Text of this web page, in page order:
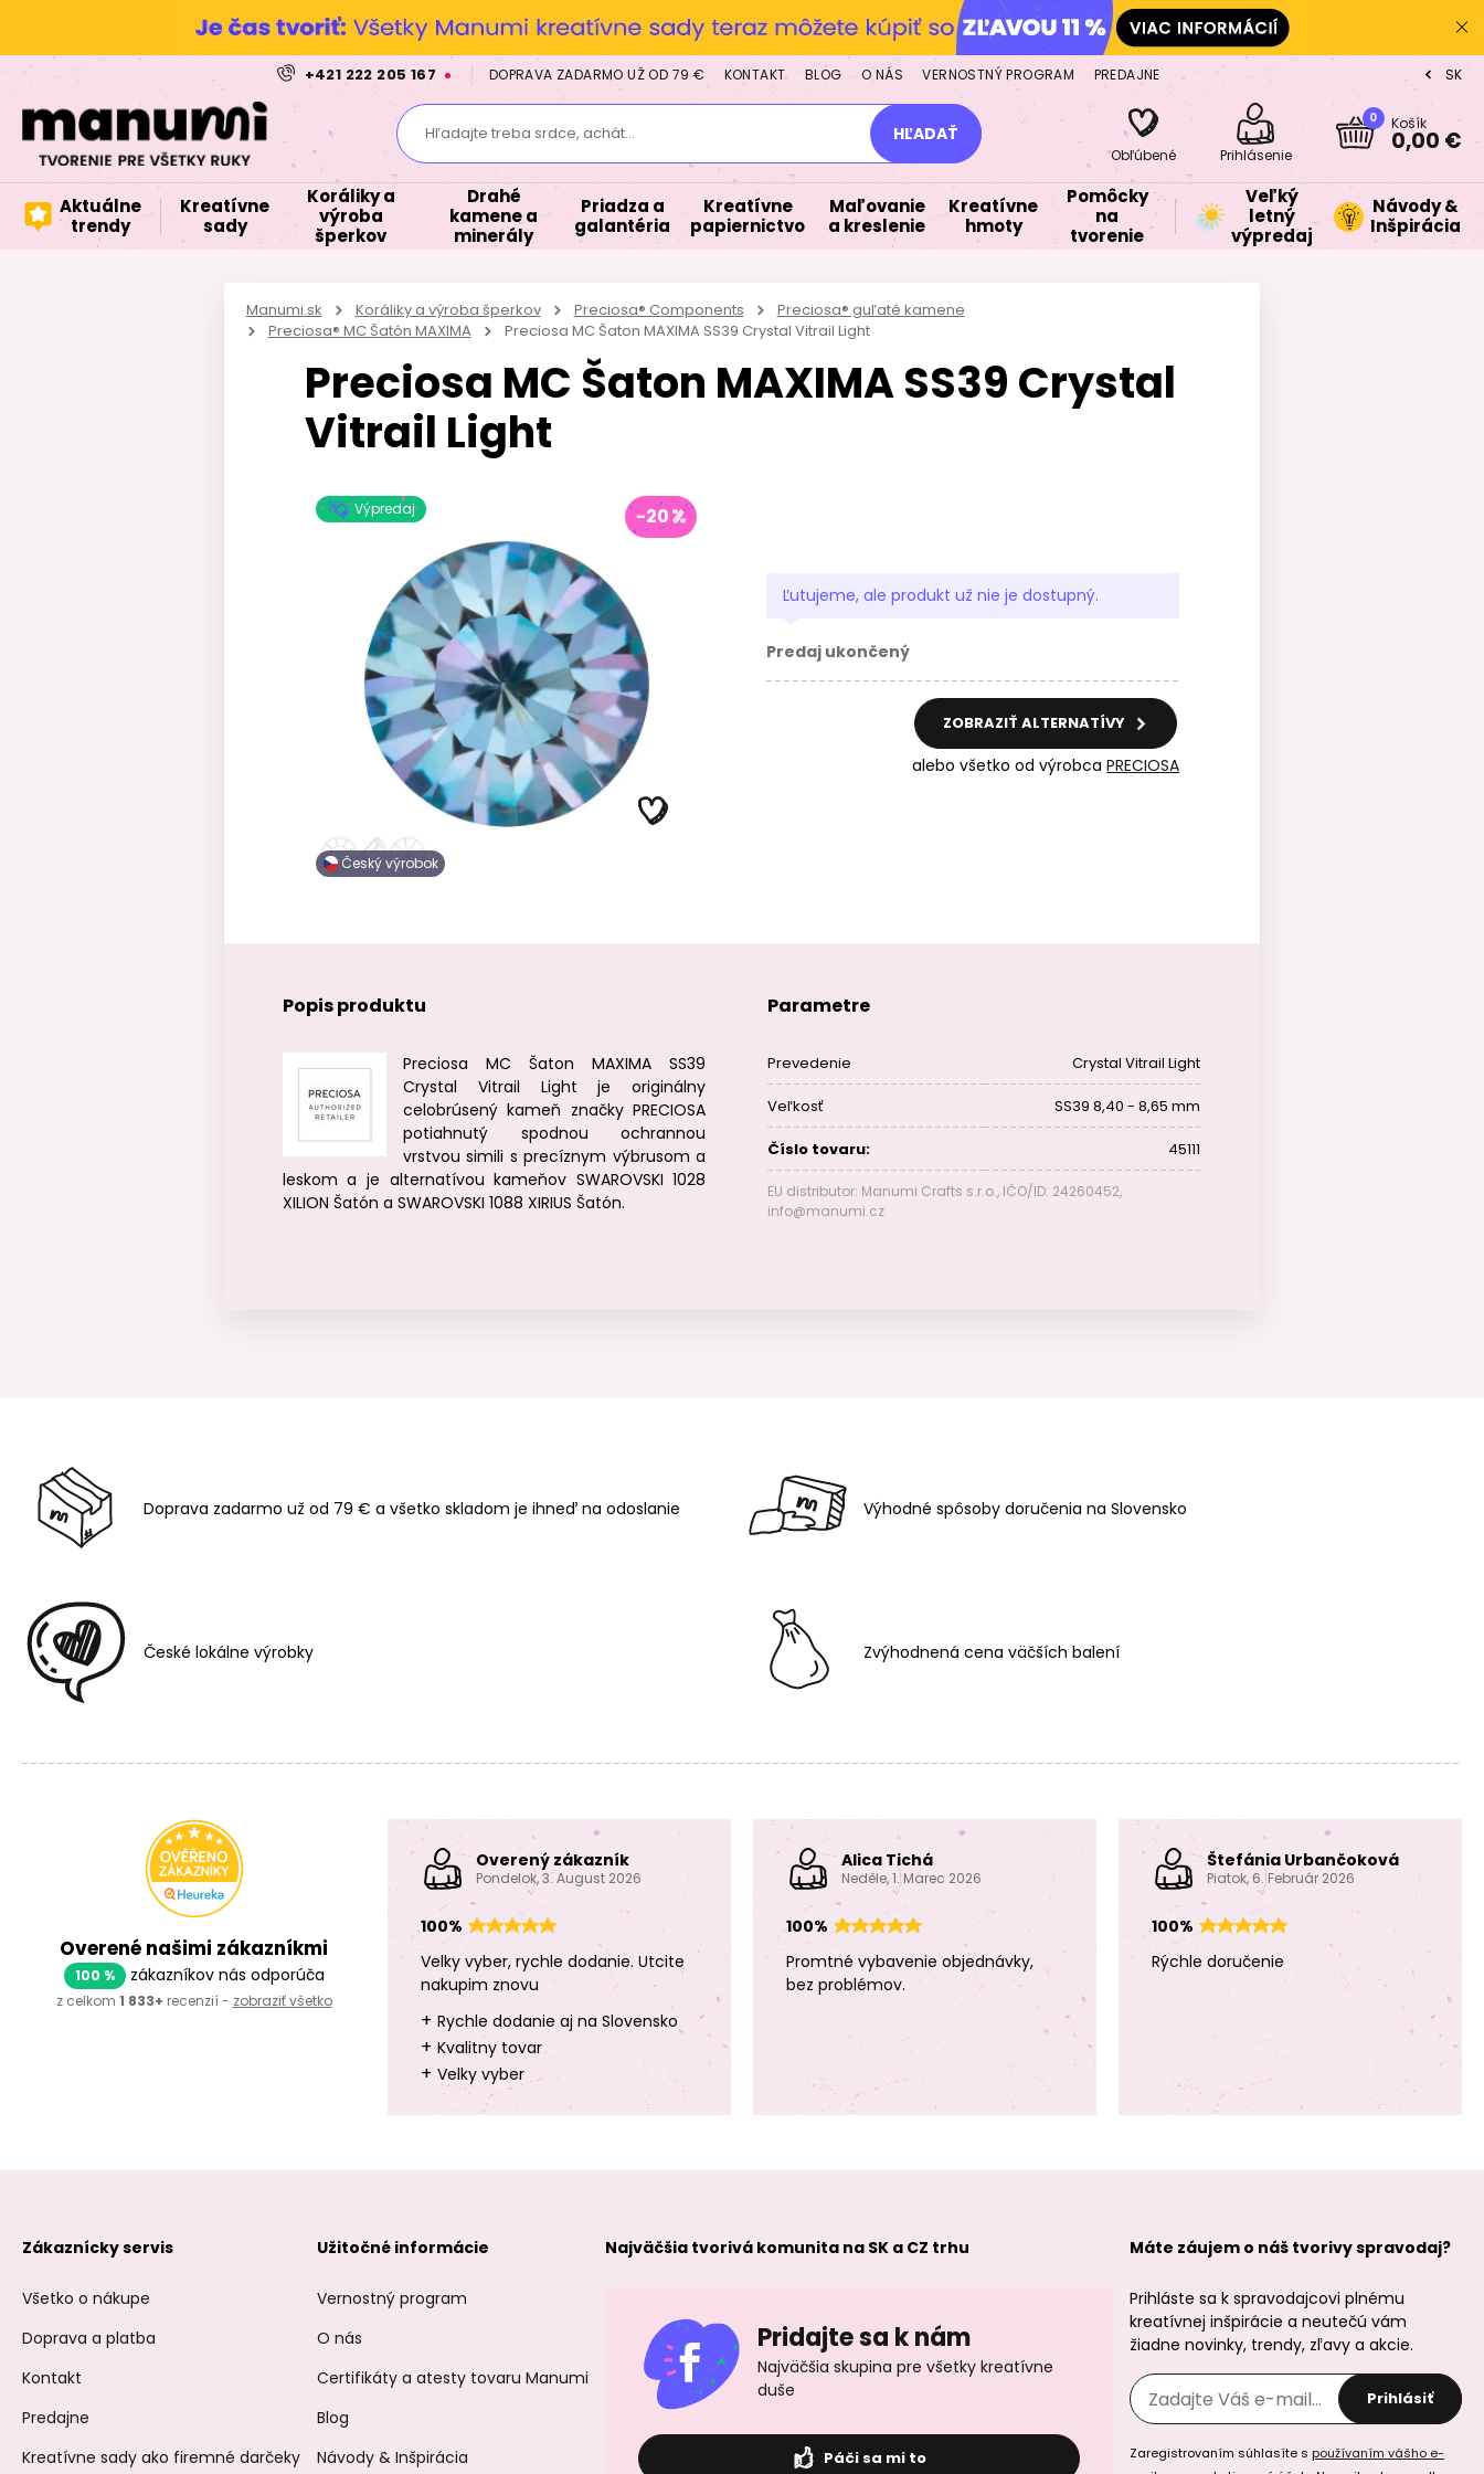
+421 222 205 167 DOPRAVA ZADARMO UŽ OD 79 € KONTAKT BLOG O NÁS VERNOSTNÝ PROGRAM PREDAJNE CZ
SK
Hľadajte treba srdce, achát... HĽADAŤ
Obľúbené Prihlásenie
0 Košík
0,00 €
Aktuálne
trendy
Kreatívne
sady
Koráliky a
výroba
šperkov
Drahé
kamene a
minerály
Priadza a
galantéria
Kreatívne
papiernictvo
Maľovanie
a kreslenie
Kreatívne
hmoty
Pomôcky
na
tvorenie
Veľký
letný
výpredaj
Návody &
Inšpirácia
Manumi.sk Koráliky a výroba šperkov Preciosa® Components
Preciosa® guľaté kamene
Preciosa® MC Šatón MAXIMA
Preciosa MC Šaton MAXIMA SS39 Crystal Vitrail Light
Preciosa MC Šaton MAXIMA SS39 Crystal
Vitrail Light
Výpredaj
Český výrobok
-20
Ľutujeme, ale produkt už nie je dostupný.
Predaj ukončený
ZOBRAZIŤ ALTERNATÍVY
alebo všetko od výrobcaPRECIOSA
Popis produktu
Preciosa MC Šaton MAXIMA SS39
Crystal Vitrail Light je originálny
celobrúsený kameň značky PRECIOSA
potiahnutý spodnou ochrannou
vrstvou simili s precíznym výbrusom a
leskom a je alternatívou kameňov SWAROVSKI 1028
XILION Šatón a SWAROVSKI 1088 XIRIUS Šatón.
Parametre
Prevedenie Crystal Vitrail Light
Veľkosť SS39 8,40 - 8,65 mm
Číslo tovaru: 45111
EU distributor: Manumi Crafts s.r.o., IČO/ID: 24260452,
info@manumi.cz
Doprava zadarmo už od 79 € a všetko skladom je ihneď na odoslanie Výhodné spôsoby doručenia na Slovensko
České lokálne výrobky Zvýhodnená cena väčších balení
Overené našimi zákazníkmi
100 % zákazníkov nás odporúča
z celkom 1 833+ recenzií - zobraziť všetko
Overený zákazník
Pondelok, 3. August 2026
100%
Velky vyber, rychle dodanie. Utcite
nakupim znovu
+ Rychle dodanie aj na Slovensko
+ Kvalitny tovar
+ Velky vyber
Alica Tichá
Neděle, 1. Marec 2026
100%
Promtné vybavenie objednávky,
bez problémov.
Štefánia Urbančoková
Piatok, 6. Február 2026
100%
Rýchle doručenie
Zákaznícky servis
Všetko o nákupe
Doprava a platba
Kontakt
Predajne
Kreatívne sady ako firemné darčeky
Užitočné informácie
Vernostný program
O nás
Certifikáty a atesty tovaru Manumi
Blog
Návody & Inšpirácia
Najväčšia tvorivá komunita na SK a CZ trhu
Pridajte sa k nám
Najväčšia skupina pre všetky kreatívne
duše
Páči sa mi to
Máte záujem o náš tvorivy spravodaj?
Prihláste sa k spravodajcovi plnému
kreatívnej inšpirácie a neutečú vám
žiadne novinky, trendy, zľavy a akcie.
Prihlásiť
Zaregistrovaním súhlasíte s používaním vášho e-